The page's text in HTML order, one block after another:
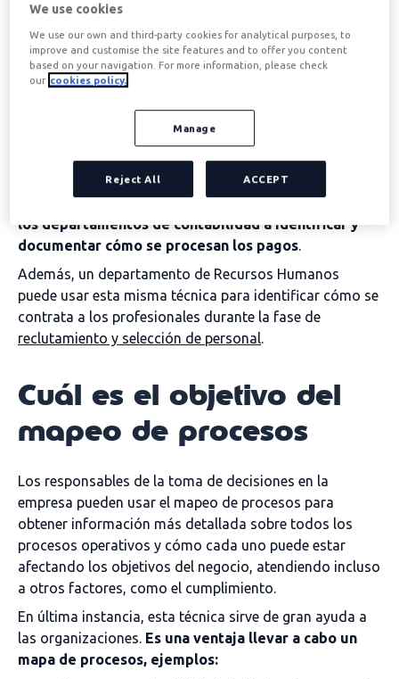
Cómo funciona el
mapeo de procesos
Esta técnica rastrea cada paso en un proceso e
identifica, no solo lo que se está haciendo, sino también
quién, dónde, cuándo, cómo e incluso hace posible
descubrir por qué lo hace.
El mapa de procesos, por ejemplo, puede ayudar a
los departamentos de contabilidad a identificar y
documentar cómo se procesan los pagos.
Además, un departamento de Recursos Humanos
puede usar esta misma técnica para identificar cómo se
contrata a los profesionales durante la fase de
reclutamiento y selección de personal.
Cuál es el objetivo del
mapeo de procesos
Los responsables de la toma de decisiones en la
empresa pueden usar el mapeo de procesos para
obtener información más detallada sobre todos los
procesos operativos y cómo cada uno puede estar
afectando los objetivos del negocio, atendiendo incluso
a otros factores, como el cumplimiento.
En última instancia, esta técnica sirve de gran ayuda a
las organizaciones. Es una ventaja llevar a cabo un
mapa de procesos, ejemplos:
We use cookies
We use our own and third-party cookies for analytical purposes, to
improve and customise the site features and to offer you content
based on your navigation. For more information, please check
our cookies policy.
Manage
Reject All ACCEPT